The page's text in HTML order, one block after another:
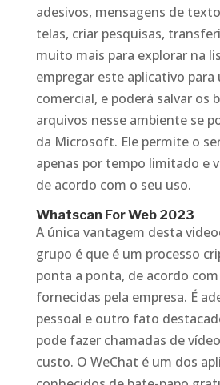
adesivos, mensagens de
telas, criar pesquisas,
muito mais para explorar na
empregar este aplicativo para
comercial, e poderá salvar os
arquivos nesse ambiente se
da Microsoft. Ele permite o
apenas por tempo limitado e
de acordo com o seu uso.
Whatscan For Web 2023
A única vantagem desta
grupo é que é um processo
ponta a ponta, de acordo
fornecidas pela empresa. É
pessoal e outro fato
pode fazer chamadas de
custo. O WeChat é um dos